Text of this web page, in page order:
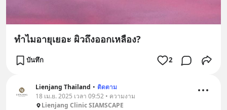
ทำไมอายุเยอะ ผิวถึงออกเหลือง?
บันทึก 2
Lienjang Thailand • ติดตาม
18 เม.ย. 2025 เวลา 09:52 • ความงาม
Lienjang Clinic SIAMSCAPE